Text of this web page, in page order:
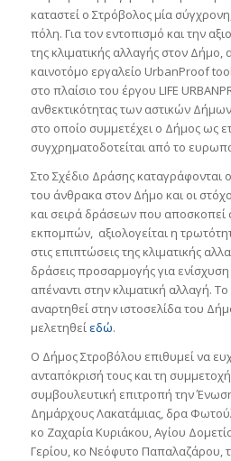
καταστεί ο Στρόβολος μία
πόλη. Για τον εντοπισμό και την
της κλιματικής αλλαγής στον Δήμο,
καινοτόμο εργαλείο UrbanProof
στο πλαίσιο του έργου LIFE
ανθεκτικότητας των αστικών
στο οποίο συμμετέχει ο Δήμος ως
συγχρηματοδοτείται από το
Στο Σχέδιο Δράσης καταγράφονται
του άνθρακα στον Δήμο και οι
και σειρά δράσεων που αποσκοπεί
εκπομπών, αξιολογείται η
στις επιπτώσεις της κλιματικής
δράσεις προσαρμογής για ενίσχυση
απέναντι στην κλιματική αλλαγή.
αναρτηθεί στην ιστοσελίδα του
μελετηθεί εδώ.
Ο Δήμος Στροβόλου επιθυμεί να
ανταπόκρισή τους και τη
συμβουλευτική επιτροπή την
Δημάρχους Λακατάμιας, δρα
κο Ζαχαρία Κυριάκου, Αγίου
Γερίου, κο Νεόφυτο Παπαλαζάρου,